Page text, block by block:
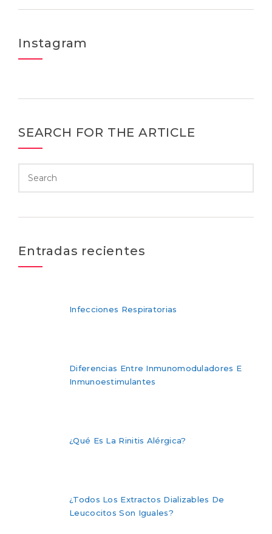
Instagram
SEARCH FOR THE ARTICLE
Entradas recientes
Infecciones Respiratorias
Diferencias Entre Inmunomoduladores E
Inmunoestimulantes
¿Qué Es La Rinitis Alérgica?
¿Todos Los Extractos Dializables De
Leucocitos Son Iguales?